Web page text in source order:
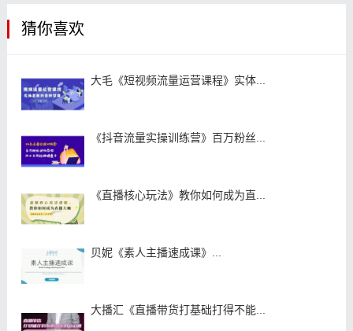
猜你喜欢
大毛《短视频流量运营课程》实体...
《抖音流量实操训练营》百万粉丝...
《直播核心玩法》教你如何成为直...
贝妮《素人主播速成课》...
大播汇《直播带货打基础打得不能...